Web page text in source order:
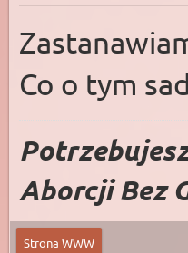
Co o tym
Aborcji Bez
Strona WWW